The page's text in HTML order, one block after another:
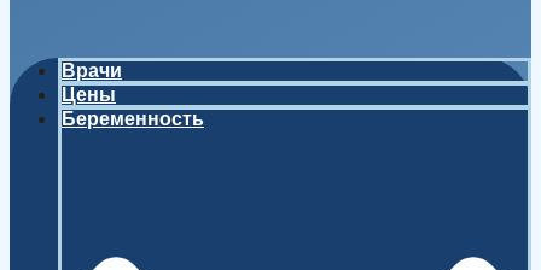
Врачи
Цены
Беременность